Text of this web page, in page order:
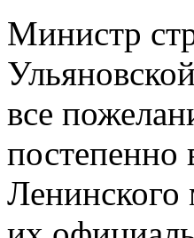
Министр
все
постепенно